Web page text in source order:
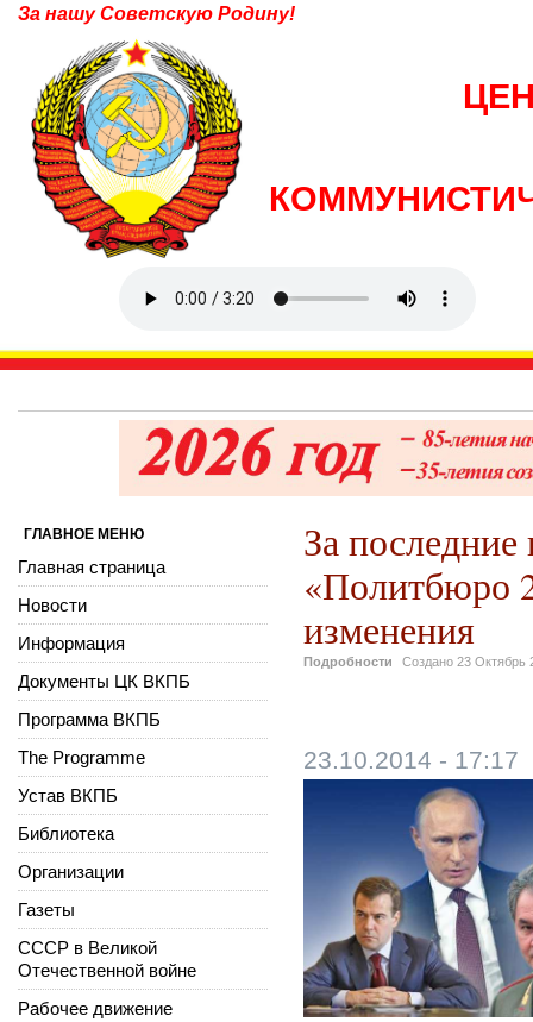
За нашу Советскую Родину!
За последние
«Политбюро
изменения
Подробности Создано 23 Октябрь
23.10.2014 - 17:17
ГЛАВНОЕ МЕНЮ
Главная страница
Новости
Информация
Документы ЦК ВКПБ
Программа ВКПБ
The Programme
Устав ВКПБ
Библиотека
Организации
Газеты
СССР в Великой
Отечественной войне
Рабочее движение